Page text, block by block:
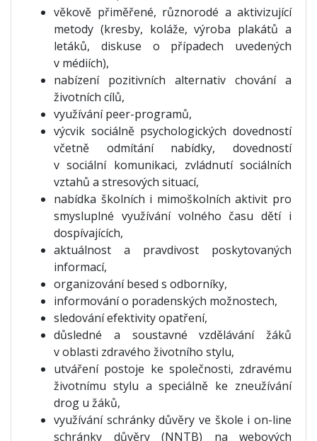
věkově přiměřené, různorodé a aktivizující
metody (kresby, koláže, výroba plakátů a
letáků, diskuse o případech uvedených
v médiích),
nabízení pozitivních alternativ chování a
životních cílů,
využívání peer-programů,
výcvik sociálně psychologických dovedností
včetně odmítání nabídky, dovedností
v sociální komunikaci, zvládnutí sociálních
vztahů a stresových situací,
nabídka školních i mimoškolních aktivit pro
smysluplné využívání volného času dětí i
dospívajících,
aktuálnost a pravdivost poskytovaných
informací,
organizování besed s odborníky,
informování o poradenských možnostech,
sledování efektivity opatření,
důsledné a soustavné vzdělávání žáků
v oblasti zdravého životního stylu,
utváření postoje ke společnosti, zdravému
životnímu stylu a speciálně ke zneužívání
drog u žáků,
využívání schránky důvěry ve škole i on-line
schránky důvěry (NNTB) na webových